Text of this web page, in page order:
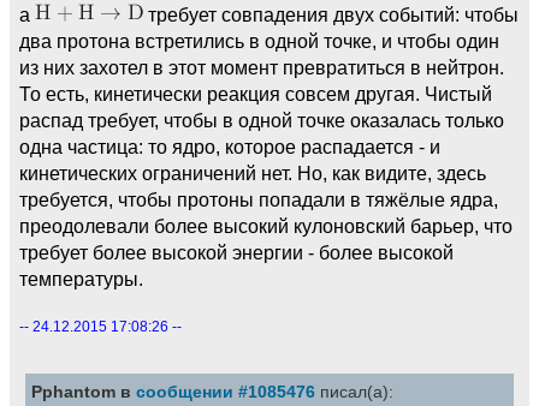
а
требует совпадения двух событий: чтобы
два протона встретились в одной точке, и чтобы один
из них захотел в этот момент превратиться в нейтрон.
То есть, кинетически реакция совсем другая. Чистый
распад требует, чтобы в одной точке оказалась только
одна частица: то ядро, которое распадается - и
кинетических ограничений нет. Но, как видите, здесь
требуется, чтобы протоны попадали в тяжёлые ядра,
преодолевали более высокий кулоновский барьер, что
требует более высокой энергии - более высокой
температуры.
-- 24.12.2015 17:08:26 --
Pphantom в сообщении #1085476 писал(а):